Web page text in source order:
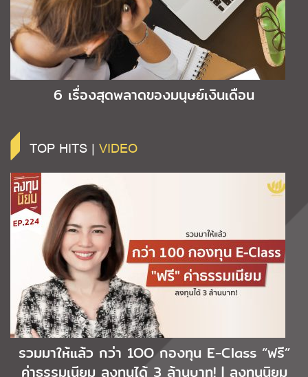
6 เรื่องสุดพลาดของมนุษย์เงินเดือน
TOP HITS | VIDEO
รวมมาให้แล้ว กว่า 1OO กองทุน E-Class “ฟรี”
ค่าธรรมเนียม ลงทุนได้ 3 ล้านบาท! | ลงทุนนิยม